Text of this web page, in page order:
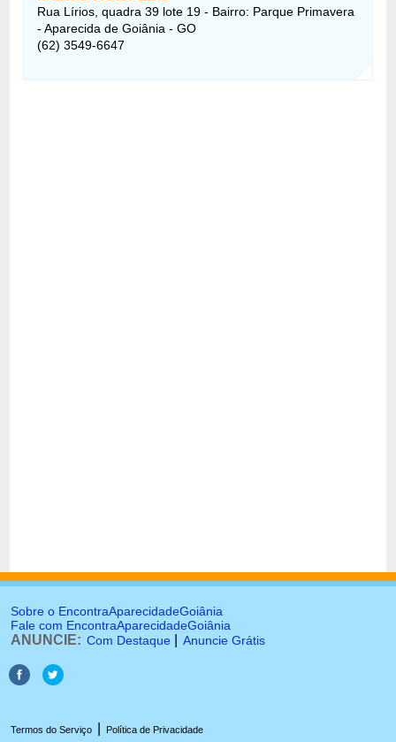
Rua Lírios, quadra 39 lote 19 - Bairro: Parque Primavera
- Aparecida de Goiânia - GO
(62) 3549-6647
Sobre o EncontraAparecidadeGoiânia
Fale com EncontraAparecidadeGoiânia
ANUNCIE: Com Destaque Anuncie Grátis
Termos do Serviço Política de Privacidade